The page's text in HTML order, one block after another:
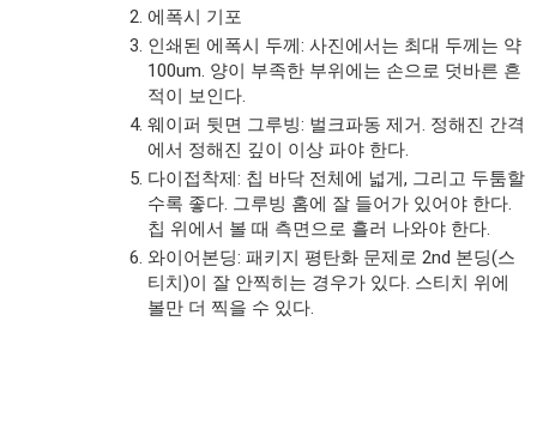
에폭시 기포
인쇄된 에폭시 두께: 사진에서는 최대 두께는 약
100um. 양이 부족한 부위에는 손으로 덧바른 흔
적이 보인다.
웨이퍼 뒷면 그루빙: 벌크파동 제거. 정해진 간격
에서 정해진 깊이 이상 파야 한다.
다이접착제: 칩 바닥 전체에 넓게, 그리고 두툼할
수록 좋다. 그루빙 홈에 잘 들어가 있어야 한다.
칩 위에서 볼 때 측면으로 흘러 나와야 한다.
와이어본딩: 패키지 평탄화 문제로 2nd 본딩(스
티치)이 잘 안찍히는 경우가 있다. 스티치 위에
볼만 더 찍을 수 있다.